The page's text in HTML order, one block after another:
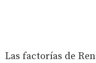
Las factorías de